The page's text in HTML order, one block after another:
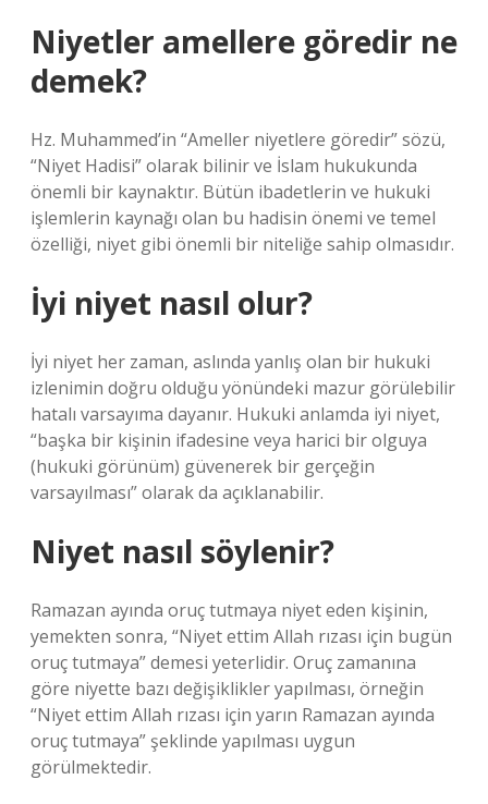
Niyetler amellere göredir ne
demek?
Hz. Muhammed’in “Ameller niyetlere göredir” sözü,
“Niyet Hadisi” olarak bilinir ve İslam hukukunda
önemli bir kaynaktır. Bütün ibadetlerin ve hukuki
işlemlerin kaynağı olan bu hadisin önemi ve temel
özelliği, niyet gibi önemli bir niteliğe sahip olmasıdır.
İyi niyet nasıl olur?
İyi niyet her zaman, aslında yanlış olan bir hukuki
izlenimin doğru olduğu yönündeki mazur görülebilir
hatalı varsayıma dayanır. Hukuki anlamda iyi niyet,
“başka bir kişinin ifadesine veya harici bir olguya
(hukuki görünüm) güvenerek bir gerçeğin
varsayılması” olarak da açıklanabilir.
Niyet nasıl söylenir?
Ramazan ayında oruç tutmaya niyet eden kişinin,
yemekten sonra, “Niyet ettim Allah rızası için bugün
oruç tutmaya” demesi yeterlidir. Oruç zamanına
göre niyette bazı değişiklikler yapılması, örneğin
“Niyet ettim Allah rızası için yarın Ramazan ayında
oruç tutmaya” şeklinde yapılması uygun
görülmektedir.